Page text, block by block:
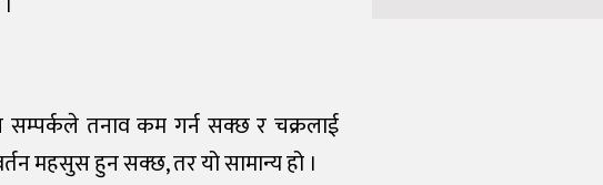
सम्पर्कले तनाव कम गर्न सक्छ र चक्रलाई
महसुस हुन सक्छ, तर यो सामान्य हो ।